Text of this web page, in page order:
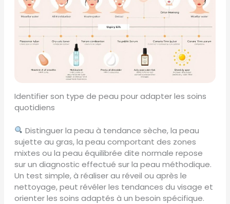
Identifier son type de peau pour adapter les soins
quotidiens
Distinguer la peau à tendance sèche, la peau
sujette au gras, la peau comportant des zones
mixtes ou la peau équilibrée dite normale repose
sur un diagnostic effectué sur la peau méthodique.
Un test simple, à réaliser au réveil ou après le
nettoyage, peut révéler les tendances du visage et
orienter les soins adaptés à un besoin spécifique.